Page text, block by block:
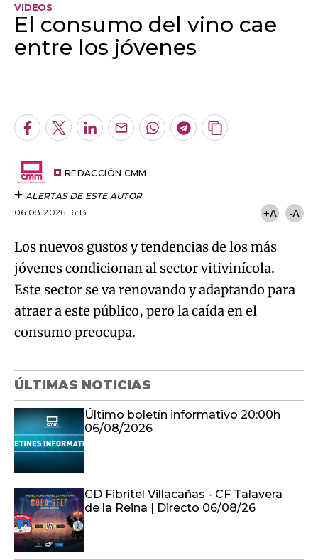
VIDEOS
El consumo del vino cae
entre los jóvenes
Facebook
TwitterLinkedInEnviarWhatsapp
Telegram
Copiar
REDACCIÓN CMM
ALERTAS DE ESTE AUTOR
06.08.2026 16:13
+A -A
Los nuevos gustos y tendencias de los más
jóvenes condicionan al sector vitivinícola.
Este sector se va renovando y adaptando para
atraer a este público, pero la caída en el
consumo preocupa.
ÚLTIMAS NOTICIAS
Último boletín informativo 20:00h
06/08/2026
CD Fibritel Villacañas - CF Talavera
de la Reina | Directo 06/08/26